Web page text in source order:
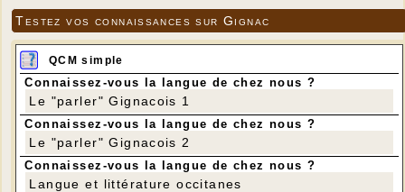
- Apprentissage ou révision des pas de danses les
plus couramment jouées dans les bals.
- Apprentissage ou révision de danses collectives,
de répertoires divers (berry, béarnais, basque,
breton, etc...).
Le but est la transmission et le partage de danses
apprises au cours de bals, ateliers ou stages.
Cet atelier est ouvert aux débutants et non-
débutants ainsi qu'aux initiés qui souhaiteraient
partager leurs connaissances en danse Trad'.
Compte-tenu du contexte sanitaire dans lequel
nous nous trouvons, Dominique va privilégier les
danses permettant la distanciation.
Testez vos connaissances sur Gignac
QCM simple
Connaissez-vous la langue de chez nous ?
Le "parler" Gignacois 1
Connaissez-vous la langue de chez nous ?
Le "parler" Gignacois 2
Connaissez-vous la langue de chez nous ?
Langue et littérature occitanes